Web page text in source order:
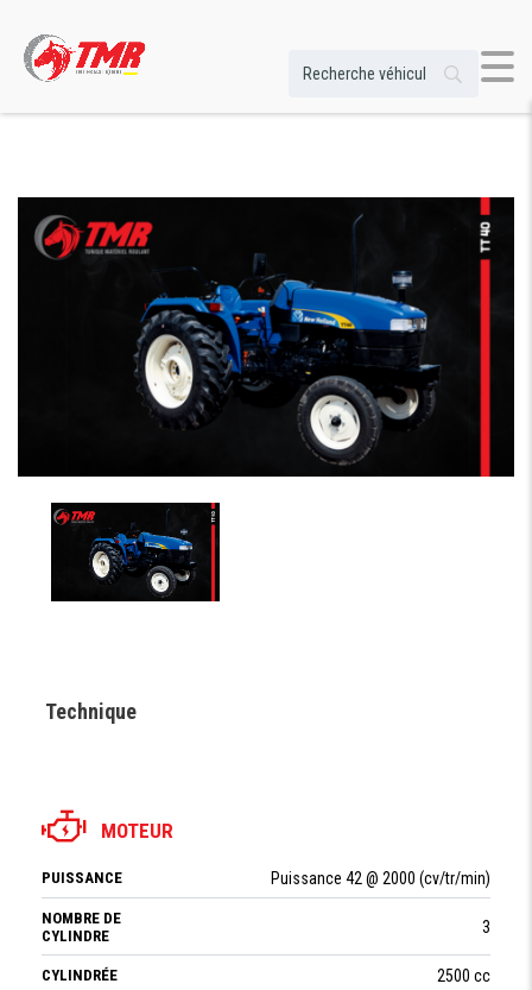
Technique
MOTEUR
PUISSANCE Puissance 42 @ 2000 (cv/tr/min)
NOMBRE DE
CYLINDRE
3
CYLINDRÉE 2500 cc